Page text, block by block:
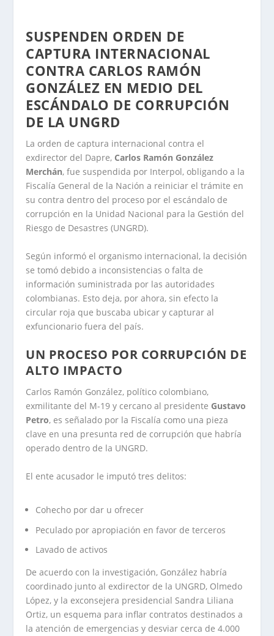
SUSPENDEN ORDEN DE
CAPTURA INTERNACIONAL
CONTRA CARLOS RAMÓN
GONZÁLEZ EN MEDIO DEL
ESCÁNDALO DE CORRUPCIÓN
DE LA UNGRD
La orden de captura internacional contra el
exdirector del Dapre, Carlos Ramón González
Merchán, fue suspendida por Interpol, obligando a la
Fiscalía General de la Nación a reiniciar el trámite en
su contra dentro del proceso por el escándalo de
corrupción en la Unidad Nacional para la Gestión del
Riesgo de Desastres (UNGRD).
Según informó el organismo internacional, la decisión
se tomó debido a inconsistencias o falta de
información suministrada por las autoridades
colombianas. Esto deja, por ahora, sin efecto la
circular roja que buscaba ubicar y capturar al
exfuncionario fuera del país.
UN PROCESO POR CORRUPCIÓN DE
ALTO IMPACTO
Carlos Ramón González, político colombiano,
exmilitante del M-19 y cercano al presidente Gustavo
Petro, es señalado por la Fiscalía como una pieza
clave en una presunta red de corrupción que habría
operado dentro de la UNGRD.
El ente acusador le imputó tres delitos:
Cohecho por dar u ofrecer
Peculado por apropiación en favor de terceros
Lavado de activos
De acuerdo con la investigación, González habría
coordinado junto al exdirector de la UNGRD, Olmedo
López, y la exconsejera presidencial Sandra Liliana
Ortiz, un esquema para inflar contratos destinados a
la atención de emergencias y desviar cerca de 4.000